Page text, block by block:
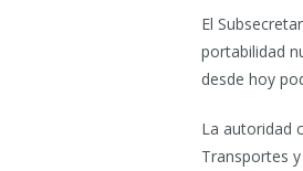
El
portabilidad
desde hoy
La autoridad
Transportes